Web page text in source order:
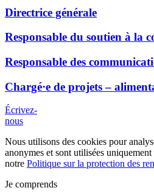
Directrice générale
Responsable du soutien à la
Responsable des
Chargé·e de projets –
Écrivez-
nous
Nous utilisons des cookies pour
anonymes et sont utilisées
notre Politique sur la protection des
Je comprends